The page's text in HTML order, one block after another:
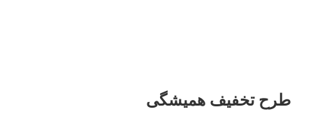
طرح تخفیف همیشگی